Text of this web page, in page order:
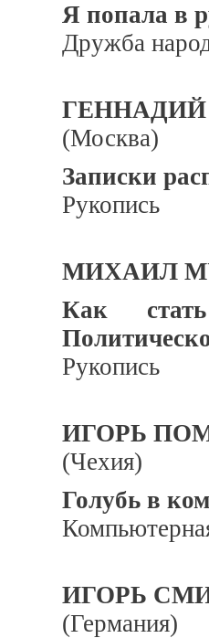
Я попала в
Дружба
(Москва)
Записки
Рукопись
МИХАИЛ
Как
Рукопись
ИГОРЬ
(Чехия)
Голубь в
ИГОРЬ
(Германия)